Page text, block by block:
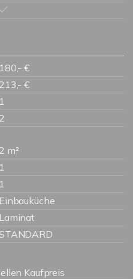
180,- €
213,- €
1
2
2 m²
1
1
Einbauküche
Laminat
STANDARD
Kaufpreis